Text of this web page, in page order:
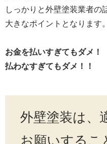
しっかりと外壁塗装業者の
大きなポイントとなります。
お金を払いすぎてもダメ！
払わなすぎてもダメ！！
外壁塗装は、
お願いするこ